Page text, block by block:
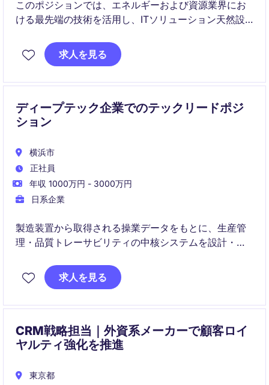
このポジションでは、エネルギーおよび資源業界にお
ける最先端の技術を活用し、ITソリューション天然設
での重要な役割を担っていただきます。
求人を見る
ディープテック企業でのテックリードポジ
ション
横浜市
正社員
年収 1000万円 - 3000万円
日系企業
製造装置から取得される操業データをもとに、生産管
理・品質トレーサビリティの中核システムを設計・リ
手を動かす実装だけでなく、事業要件を技術に翻訳
求人を見る
CRM戦略担当｜外資系メーカーで顧客ロイ
ヤルティ強化を推進
東京都